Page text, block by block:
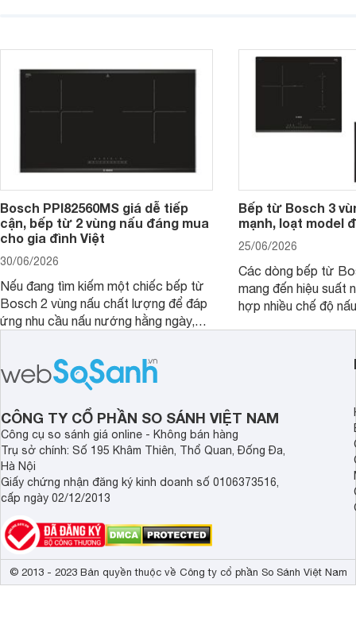
mẫu bếp đáp ứng tốt các tiêu chí này.
Bosch PPI82560MS giá dễ tiếp
cận, bếp từ 2 vùng nấu đáng mua
cho gia đình Việt
30/06/2026
Nếu đang tìm kiếm một chiếc bếp từ
Bosch 2 vùng nấu chất lượng để đáp
ứng nhu cầu nấu nướng hằng ngày,
chọn đáng cân nhắc.
Bếp từ Bosch 3
mạnh, loạt model
25/06/2026
Các dòng bếp từ
mang đến hiệu suất
hợp nhiều chế độ
vùng nấu đáng mua
CÔNG TY CỔ PHẦN SO SÁNH VIỆT NAM
Công cụ so sánh giá online - Không bán hàng
Trụ sở chính: Số 195 Khâm Thiên, Thổ Quan, Đống Đa,
Hà Nội
Giấy chứng nhận đăng ký kinh doanh số 0106373516,
cấp ngày 02/12/2013
© 2013 - 2023 Bản quyền thuộc về Công ty cổ phần So Sánh Việt Nam